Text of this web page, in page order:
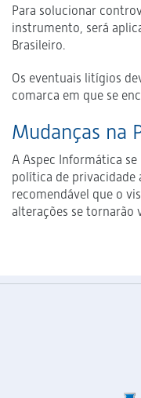
Para solucionar
instrumento, será
Brasileiro.
Os eventuais litígios
comarca em que se
Mudanças na
A Aspec Informática
política de privacidade
recomendável que o
alterações se tornarão